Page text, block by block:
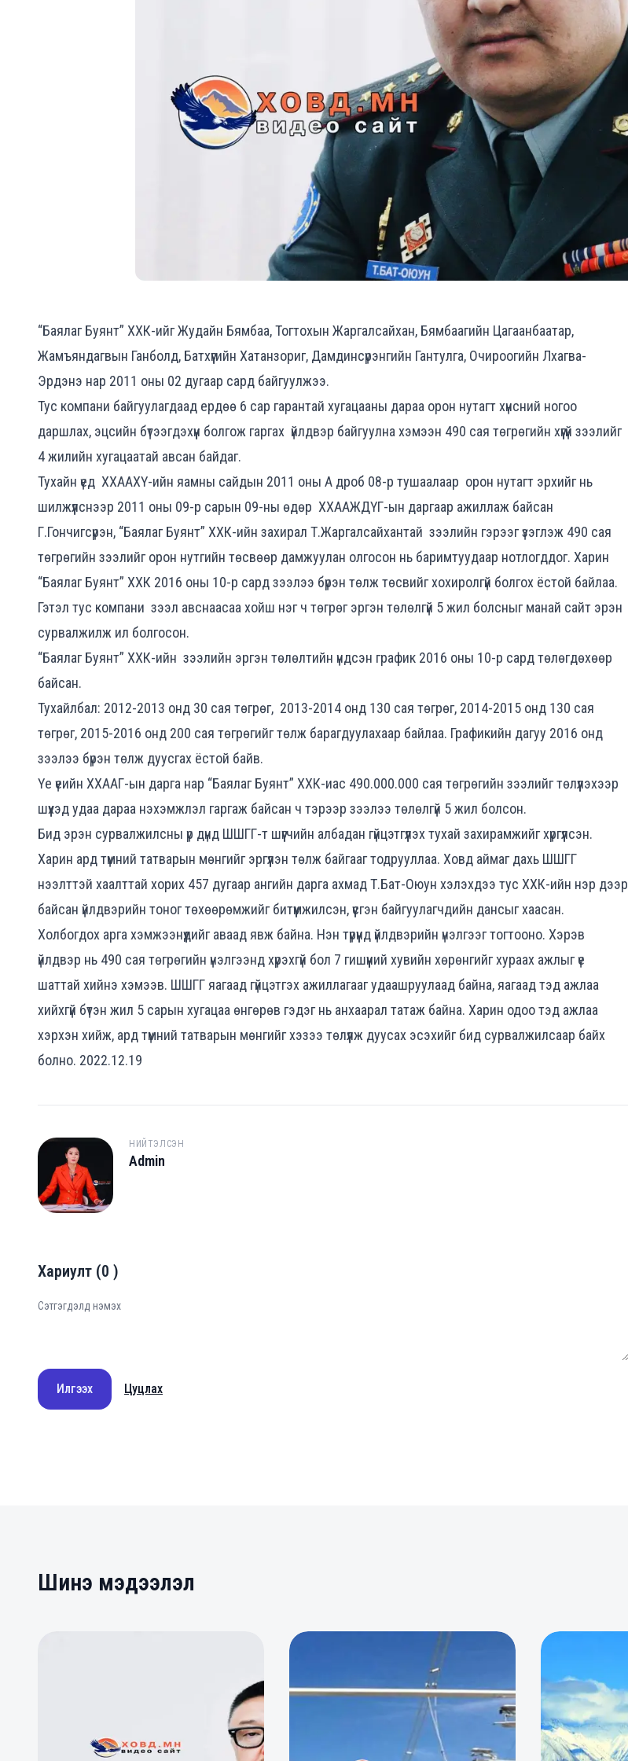
“Баялаг Буянт” ХХК-ийг Жудайн Бямбаа, Тогтохын Жаргалсайхан, Бямбаагийн Цагаанбаатар,
Жамъяндагвын Ганболд, Батхүүгийн Хатанзориг, Дамдинсүрэнгийн Гантулга, Очироогийн Лхагва-
Эрдэнэ нар 2011 оны 02 дугаар сард байгуулжээ.
Тус компани байгуулагдаад ердөө 6 сар гарантай хугацааны дараа орон нутагт хүнсний ногоо
даршлах, эцсийн бүтээгдэхүүн болгож гаргах үйлдвэр байгуулна хэмээн 490 сая төгрөгийн хүүгүй зээлийг
4 жилийн хугацаатай авсан байдаг.
Тухайн үед ХХААХҮ-ийн яамны сайдын 2011 оны А дроб 08-р тушаалаар орон нутагт эрхийг нь
шилжүүлснээр 2011 оны 09-р сарын 09-ны өдөр ХХААЖДҮГ-ын даргаар ажиллаж байсан
Г.Гончигсүрэн, “Баялаг Буянт” ХХК-ийн захирал Т.Жаргалсайхантай зээлийн гэрээг үзэглэж 490 сая
төгрөгийн зээлийг орон нутгийн төсвөөр дамжуулан олгосон нь баримтуудаар нотлогддог. Харин
“Баялаг Буянт” ХХК 2016 оны 10-р сард зээлээ бүрэн төлж төсвийг хохиролгүй болгох ёстой байлаа.
Гэтэл тус компани зээл авснаасаа хойш нэг ч төгрөг эргэн төлөлгүй 5 жил болсныг манай сайт эрэн
сурвалжилж ил болгосон.
“Баялаг Буянт” ХХК-ийн зээлийн эргэн төлөлтийн үндсэн график 2016 оны 10-р сард төлөгдөхөөр
байсан.
Тухайлбал: 2012-2013 онд 30 сая төгрөг, 2013-2014 онд 130 сая төгрөг, 2014-2015 онд 130 сая
төгрөг, 2015-2016 онд 200 сая төгрөгийг төлж барагдуулахаар байлаа. Графикийн дагуу 2016 онд
зээлээ бүрэн төлж дуусгах ёстой байв.
Үе үеийн ХХААГ-ын дарга нар “Баялаг Буянт” ХХК-иас 490.000.000 сая төгрөгийн зээлийг төлүүлэхээр
шүүхэд удаа дараа нэхэмжлэл гаргаж байсан ч тэрээр зээлээ төлөлгүй 5 жил болсон.
Бид эрэн сурвалжилсны үр дүнд ШШГГ-т шүүгчийн албадан гүйцэтгүүлэх тухай захирамжийг хүргүүлсэн.
Харин ард түмний татварын мөнгийг эргүүлэн төлж байгааг тодрууллаа. Ховд аймаг дахь ШШГГ
нээлттэй хаалттай хорих 457 дугаар ангийн дарга ахмад Т.Бат-Оюун хэлэхдээ тус ХХК-ийн нэр дээр
байсан үйлдвэрийн тоног төхөөрөмжийг битүүмжилсэн, үүсгэн байгуулагчдийн дансыг хаасан.
Холбогдох арга хэмжээнүүдийг аваад явж байна. Нэн түрүүнд үйлдвэрийн үнэлгээг тогтооно. Хэрэв
үйлдвэр нь 490 сая төгрөгийн үнэлгээнд хүрэхгүй бол 7 гишүүний хувийн хөрөнгийг хураах ажлыг үе
шаттай хийнэ хэмээв. ШШГГ яагаад гүйцэтгэх ажиллагааг удаашруулаад байна, яагаад тэд ажлаа
хийхгүй бүтэн жил 5 сарын хугацаа өнгөрөв гэдэг нь анхаарал татаж байна. Харин одоо тэд ажлаа
хэрхэн хийж, ард түмний татварын мөнгийг хэзээ төлүүлж дуусах эсэхийг бид сурвалжилсаар байх
болно. 2022.12.19
A
НИЙТЭЛСЭН
Admin
Хариулт (0 )
Илгээх Цуцлах
Шинэ мэдээлэл